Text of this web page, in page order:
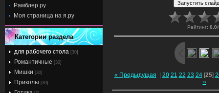
Рамблер ру
Моя страница на я.ру
Категории раздела
для рабочего стола [30]
Романтичные [30]
Мишки [30]
Приколы [30]
Рейтинг: 0.0/
« Предыдущая | 20 21 22 23 24[25]
»